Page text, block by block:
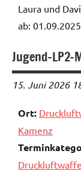
Laura und
ab: 01.09.2025
Jugend-LP2-
15. Juni 2026
Ort:
Kamenz